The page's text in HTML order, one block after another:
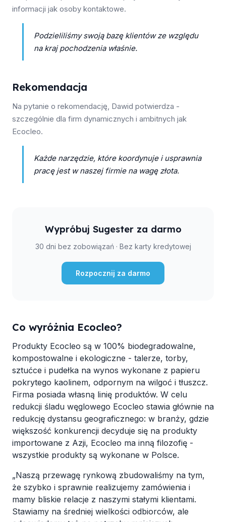
informacji jak osoby kontaktowe.
Podzieliliśmy swoją bazę klientów ze względu
na kraj pochodzenia właśnie.
Rekomendacja
Na pytanie o rekomendację, Dawid potwierdza -
szczególnie dla firm dynamicznych i ambitnych jak
Ecocleo.
Każde narzędzie, które koordynuje i usprawnia
pracę jest w naszej firmie na wagę złota.
Wypróbuj Sugester za darmo
30 dni bez zobowiązań · Bez karty kredytowej
Rozpocznij za darmo
Co wyróżnia Ecocleo?
Produkty Ecocleo są w 100% biodegradowalne,
kompostowalne i ekologiczne - talerze, torby,
sztućce i pudełka na wynos wykonane z papieru
pokrytego kaolinem, odpornym na wilgoć i tłuszcz.
Firma posiada własną linię produktów. W celu
redukcji śladu węglowego Ecocleo stawia głównie na
redukcję dystansu geograficznego: w branży, gdzie
większość konkurencji decyduje się na produkty
importowane z Azji, Ecocleo ma inną filozofię -
wszystkie produkty są wykonane w Polsce.
„Naszą przewagę rynkową zbudowaliśmy na tym,
że szybko i sprawnie realizujemy zamówienia i
mamy bliskie relacje z naszymi stałymi klientami.
Stawiamy na średniej wielkości odbiorców, ale